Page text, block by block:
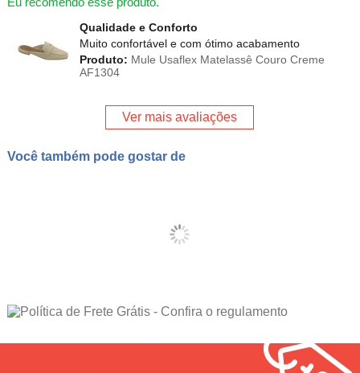
Qualidade e Conforto
Muito confortável e com ótimo acabamento
Produto: Mule Usaflex Matelassê Couro Creme
AF1304
Ver mais avaliações
Você também pode gostar de